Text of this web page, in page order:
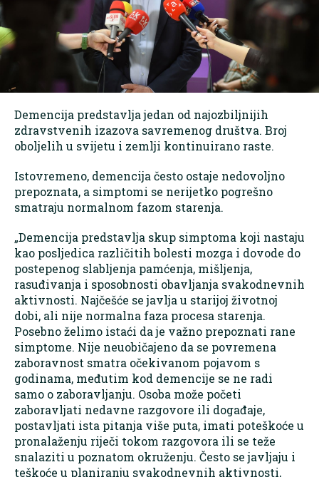
Demencija predstavlja jedan od najozbiljnijih
zdravstvenih izazova savremenog društva. Broj
oboljelih u svijetu i zemlji kontinuirano raste.
Istovremeno, demencija često ostaje nedovoljno
prepoznata, a simptomi se nerijetko pogrešno
smatraju normalnom fazom starenja.
„Demencija predstavlja skup simptoma koji nastaju
kao posljedica različitih bolesti mozga i dovode do
postepenog slabljenja pamćenja, mišljenja,
rasuđivanja i sposobnosti obavljanja svakodnevnih
aktivnosti. Najčešće se javlja u starijoj životnoj
dobi, ali nije normalna faza procesa starenja.
Posebno želimo istaći da je važno prepoznati rane
simptome. Nije neuobičajeno da se povremena
zaboravnost smatra očekivanom pojavom s
godinama, međutim kod demencije se ne radi
samo o zaboravljanju. Osoba može početi
zaboravljati nedavne razgovore ili događaje,
postavljati ista pitanja više puta, imati poteškoće u
pronalaženju riječi tokom razgovora ili se teže
snalaziti u poznatom okruženju. Često se javljaju i
teškoće u planiranju svakodnevnih aktivnosti,